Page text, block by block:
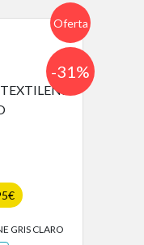
Oferta
-31%
GRIS CLARO